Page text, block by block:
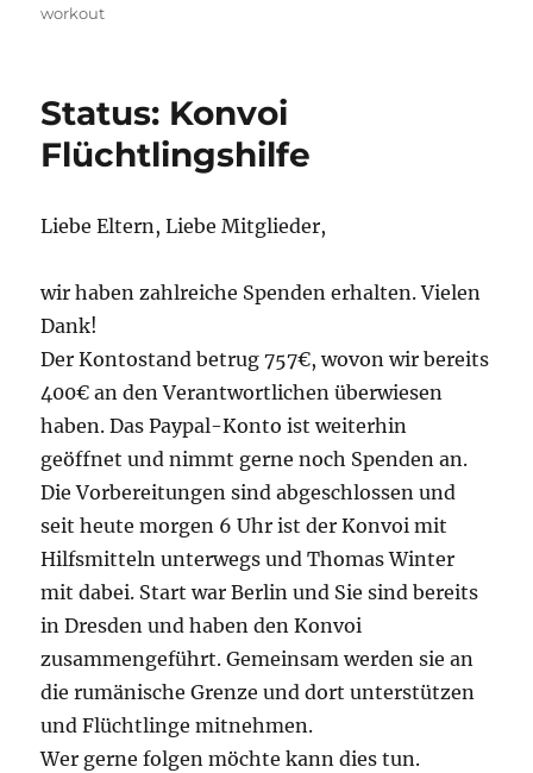
workout
Status: Konvoi
Flüchtlingshilfe
Liebe Eltern, Liebe Mitglieder,
wir haben zahlreiche Spenden erhalten. Vielen
Dank!
Der Kontostand betrug 757€, wovon wir bereits
400€ an den Verantwortlichen überwiesen
haben. Das Paypal-Konto ist weiterhin
geöffnet und nimmt gerne noch Spenden an.
Die Vorbereitungen sind abgeschlossen und
seit heute morgen 6 Uhr ist der Konvoi mit
Hilfsmitteln unterwegs und Thomas Winter
mit dabei. Start war Berlin und Sie sind bereits
in Dresden und haben den Konvoi
zusammengeführt. Gemeinsam werden sie an
die rumänische Grenze und dort unterstützen
und Flüchtlinge mitnehmen.
Wer gerne folgen möchte kann dies tun.